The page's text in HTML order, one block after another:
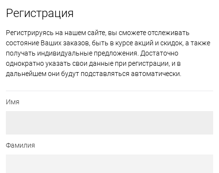
Регистрация
Регистрируясь на нашем сайте, вы сможете отслеживать
состояние Ваших заказов, быть в курсе акций и скидок, а также
получать индивидуальные предложения. Достаточно
однократно указать свои данные при регистрации, и в
дальнейшем они будут подставляться автоматически.
Имя
Фамилия